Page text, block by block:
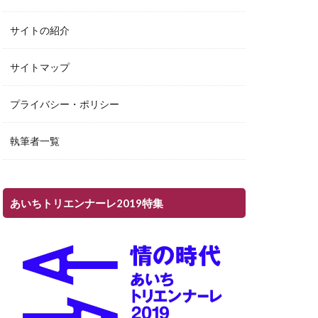
サイトの紹介
サイトマップ
プライバシー・ポリシー
執筆者一覧
あいちトリエンナーレ2019特集